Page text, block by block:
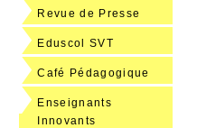
Revue de Presse
Eduscol SVT
Café Pédagogique
Enseignants
Innovants